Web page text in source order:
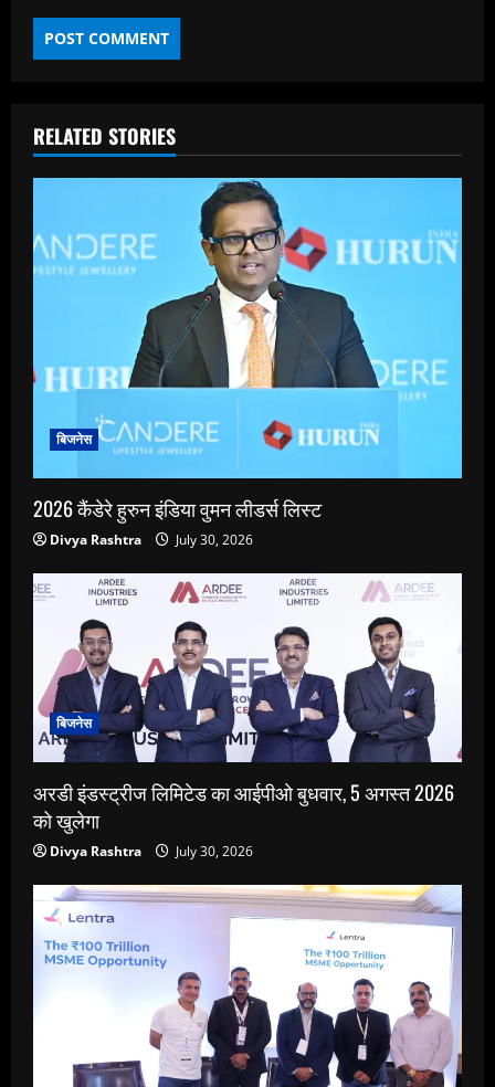
RELATED STORIES
बिजनेस
2026 कैंडेरे हुरुन इंडिया वुमन लीडर्स लिस्ट
Divya Rashtra July 30, 2026
बिजनेस
अरडी इंडस्ट्रीज लिमिटेड का आईपीओ बुधवार, 5 अगस्त 2026
को खुलेगा
Divya Rashtra July 30, 2026